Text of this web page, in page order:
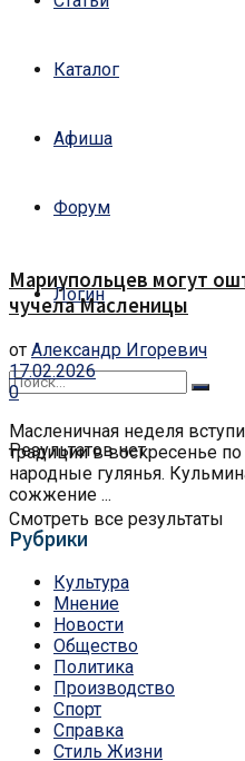
Каталог
Афиша
Форум
Логин
Результатов нет
Смотреть все результаты
Мариупольцев могут
чучела Масленицы
от Александр Игоревич
17.02.2026
0
Масленичная неделя
традиции в воскресенье
народные гулянья.
сожжение ...
Рубрики
Культура
Мнение
Новости
Общество
Политика
Производство
Спорт
Справка
Стиль Жизни